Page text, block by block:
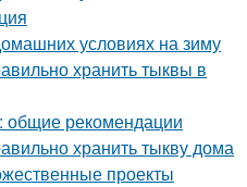
условиях на зиму
хранить тыквы в
общие рекомендации
хранить тыкву дома
проекты